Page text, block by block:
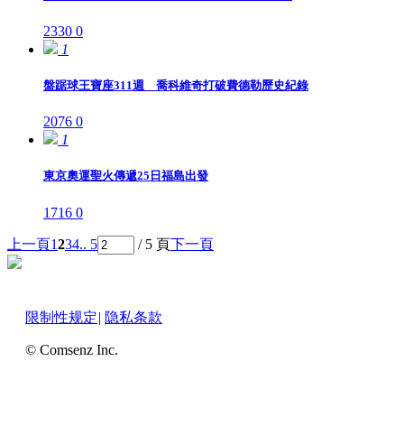
2330 0
1
盤踞球王寶座311週 喬科維奇打破費德勒歷史紀錄
2076 0
1
東京奧運聖火傳遞25日福島出發
1716 0
上一頁1234.. 5 / 5 頁下一頁
限制性规定| 隐私条款
© Comsenz Inc.